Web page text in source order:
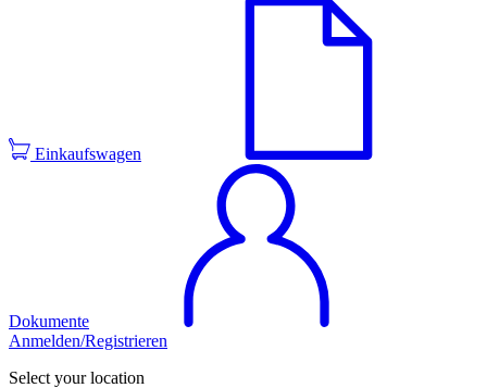
Einkaufswagen
Dokumente
Anmelden/Registrieren
Select your location